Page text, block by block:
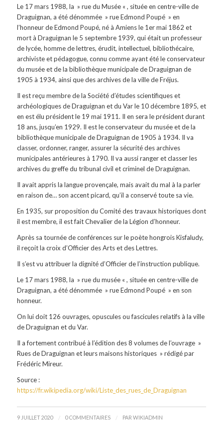
Le 17 mars 1988, la » rue du Musée « , située en centre-ville de
Draguignan, a été dénommée » rue Edmond Poupé » en
l’honneur de Edmond Poupé, né à Amiensle 1er mai 1862 et
mort à Draguignan le 5 septembre 1939, qui était un professeur
de lycée, homme de lettres, érudit, intellectuel, bibliothécaire,
archiviste et pédagogue, connu comme ayant été le conservateur
du musée et de la bibliothèque municipale de Draguignan de
1905 à 1934, ainsi que des archives de la ville de Fréjus.
Il est reçu membre de la Société d’études scientifiques et
archéologiques de Draguignan et du Varle 10 décembre 1895, et
en est élu président le 19 mai 1911. Il en sera le président durant
18 ans, jusqu’en 1929. Il est le conservateur du musée et de la
bibliothèque municipale de Draguignan de 1905 à 1934. Il va
classer, ordonner, ranger, assurer la sécurité des archives
municipales antérieures à 1790. Il va aussi ranger et classer les
archives du greffe du tribunal civil et criminel de Draguignan.
Il avait appris la langue provençale, mais avait du mal à la parler
en raison de… son accent picard, qu’il a conservé toute sa vie.
En 1935, sur proposition du Comité des travaux historiques dont
il est membre, il est fait Chevalier de la Légion d’honneur.
Après sa tournée de conférences sur le poète hongrois Kisfaludy,
il reçoit la croix d’Officier des Arts et des Lettres.
Il s’est vu attribuer la dignité d’Officier de l’instruction publique.
Le 17 mars 1988, la » rue du musée « , située en centre-ville de
Draguignan, a été dénommée » rue Edmond Poupé » en son
honneur.
On lui doit 126 ouvrages, opuscules ou fascicules relatifs à la ville
de Draguignan et du Var.
Il a fortement contribué à l’édition des 8 volumes de l’ouvrage »
Rues de Draguignan et leurs maisons historiques » rédigé par
Frédéric Mireur.
Source :
https://fr.wikipedia.org/wiki/Liste_des_rues_de_Draguignan
9 JUILLET 2020 / 0 COMMENTAIRES / PAR WIKIADMIN